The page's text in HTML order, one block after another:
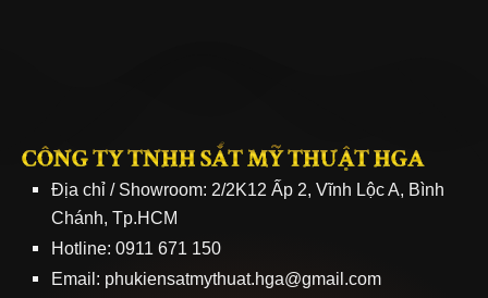
CÔNG TY TNHH SẮT MỸ THUẬT HGA
Địa chỉ / Showroom: 2/2K12 Ấp 2, Vĩnh Lộc A, Bình
Chánh, Tp.HCM
Hotline: 0911 671 150
Email: phukiensatmythuat.hga@gmail.com